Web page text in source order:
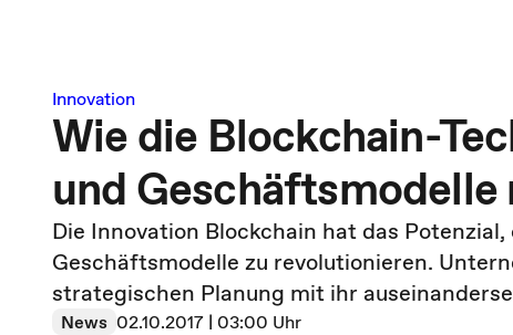
Innovation
Wie die Blockchain-
und
Die Innovation Blockchain hat das
Geschäftsmodelle zu revolutionieren.
strategischen Planung mit ihr
News 02.10.2017 | 03:00 Uhr